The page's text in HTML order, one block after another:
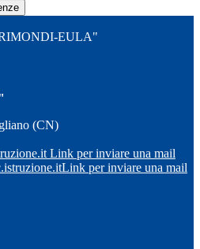
EULA"
(CN)
Link per inviare una mail
Link per inviare una mail